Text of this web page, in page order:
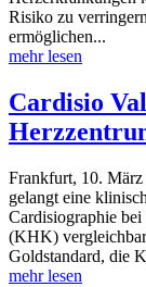
Risiko zu
ermöglichen...
mehr lesen
Cardisio
Frankfurt, 10.
gelangt eine
Cardisiographie
(KHK)
Goldstandard, die
mehr lesen